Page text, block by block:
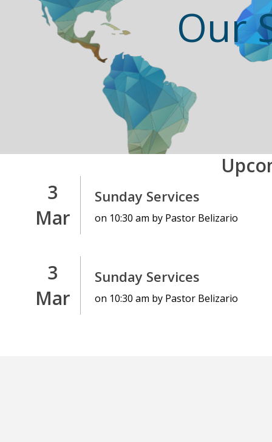
Our
3
Mar
Sunday Services
on 10:30 am by Pastor Belizario
3
Mar
Sunday Services
on 10:30 am by Pastor Belizario